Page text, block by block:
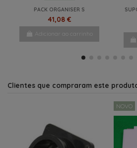
PACK ORGANISER S
41,08 €
Adicionar ao carrinho
Clientes que compraram este
NOVO